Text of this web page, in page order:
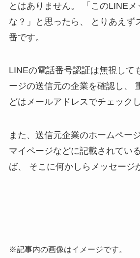
とはありません。
「このLINE
な？」と思ったら、
とりあえず
番です。
LINEの電話番号認証は無視して
ージの送信元の企業を確認し、
どはメールアドレスでチェック
また、送信元企業のホームペー
マイページなどに記載されてい
ば、
そこに何かしらメッセージ
※記事内の画像はイメージです。